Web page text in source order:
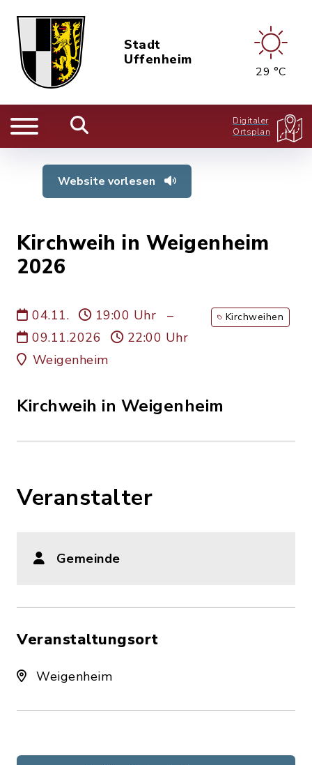
Stadt
Uffenheim
29 °C
Digitaler
Ortsplan
Website vorlesen
Kirchweih in Weigenheim
2026
04.11. 19:00 Uhr
–
09.11.2026
22:00 Uhr
Weigenheim
Kirchweihen
Kirchweih in Weigenheim
Veranstalter
Gemeinde
Veranstaltungsort
Weigenheim